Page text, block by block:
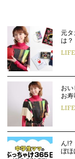
元
は
お
お
ん!?
ぼ